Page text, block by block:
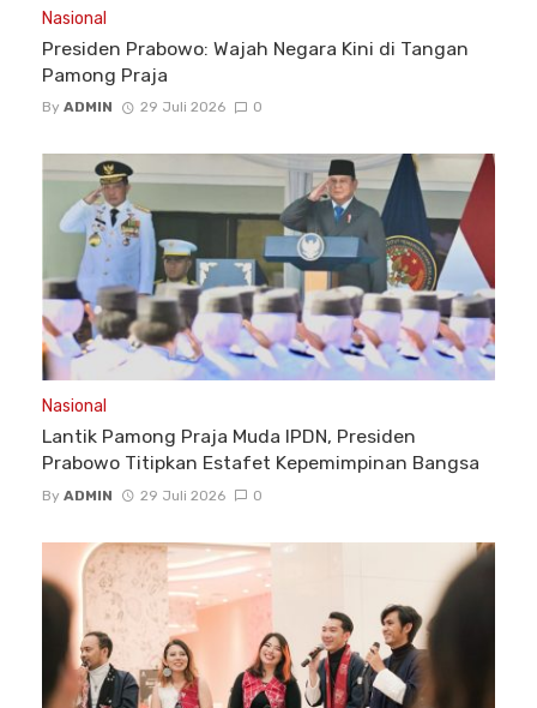
Nasional
Presiden Prabowo: Wajah Negara Kini di Tangan
Pamong Praja
By ADMIN 29 Juli 2026 0
Nasional
Lantik Pamong Praja Muda IPDN, Presiden
Prabowo Titipkan Estafet Kepemimpinan Bangsa
By ADMIN 29 Juli 2026 0